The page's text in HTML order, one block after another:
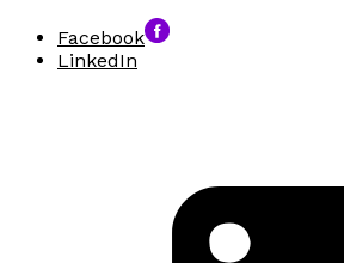
Facebook
LinkedIn